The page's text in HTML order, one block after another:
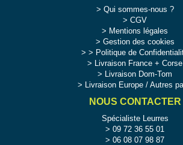
Qui sommes-nous ?
CGV
Mentions légales
Gestion des cookies
>
Politique de
Livraison France + Corse
Livraison Dom-Tom
Livraison Europe / Autres
NOUS CONTACTER
Spécialiste Leurres
09 72 36 55 01
06 08 07 98 87